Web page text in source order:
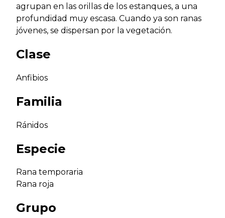
agrupan en las orillas de los estanques, a una
profundidad muy escasa. Cuando ya son ranas
jóvenes, se dispersan por la vegetación.
Clase
Anfibios
Familia
Ránidos
Especie
Rana temporaria
Rana roja
Grupo